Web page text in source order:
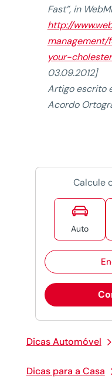
Dicas Automóvel
Dicas para a Casa
Fast”, in
http://
your-
03.09.2012]
Artigo escrito
Acordo
Calcule

Auto